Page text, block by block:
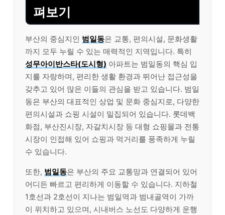
펴보기
부산의 중심지인 범일동은 교통, 편의시설, 문화생활
까지 모두 누릴 수 있는 매력적인 지역입니다. 특히
성무아이반스타(도시형) 아파트는 범일동의 핵심 입
지를 자랑하며, 편리한 생활 환경과 뛰어난 접근성을
갖추고 있어 많은 이들의 관심을 받고 있습니다. 범일
동은 부산의 대표적인 상업 및 문화 중심지로, 다양한
편의시설과 쇼핑 시설이 밀집되어 있습니다. 롯데백
화점, 부산진시장, 자갈치시장 등 대형 쇼핑몰과 전통
시장이 인접해 있어 쇼핑과 먹거리를 풍족하게 누릴
수 있습니다.
또한, 범일동은 부산의 주요 교통망과 연결되어 있어
어디든 빠르고 편리하게 이동할 수 있습니다. 지하철
1호선과 2호선이 지나는 범일역과 범내골역이 가까
이 위치하고 있으며, 시내버스 노선도 다양하게 운행